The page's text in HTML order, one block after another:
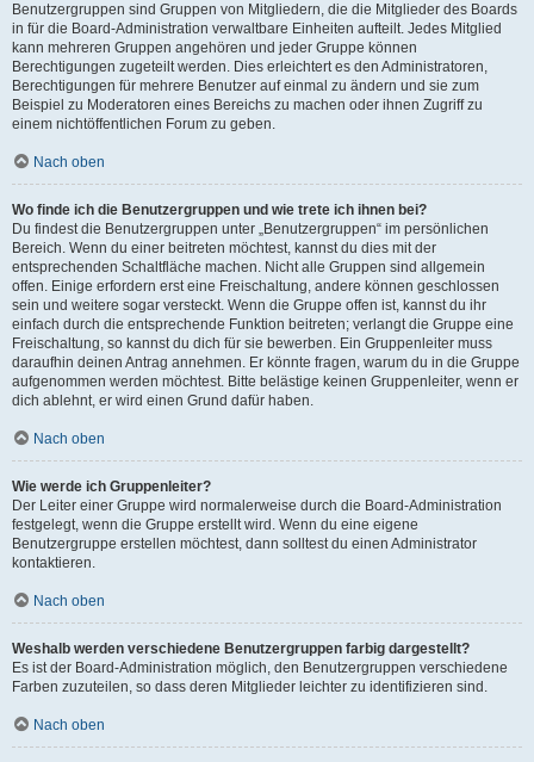
Benutzergruppen sind Gruppen von Mitgliedern, die die Mitglieder des Boards
in für die Board-Administration verwaltbare Einheiten aufteilt. Jedes Mitglied
kann mehreren Gruppen angehören und jeder Gruppe können
Berechtigungen zugeteilt werden. Dies erleichtert es den Administratoren,
Berechtigungen für mehrere Benutzer auf einmal zu ändern und sie zum
Beispiel zu Moderatoren eines Bereichs zu machen oder ihnen Zugriff zu
einem nichtöffentlichen Forum zu geben.
Nach oben
Wo finde ich die Benutzergruppen und wie trete ich ihnen bei?
Du findest die Benutzergruppen unter „Benutzergruppen“ im persönlichen
Bereich. Wenn du einer beitreten möchtest, kannst du dies mit der
entsprechenden Schaltfläche machen. Nicht alle Gruppen sind allgemein
offen. Einige erfordern erst eine Freischaltung, andere können geschlossen
sein und weitere sogar versteckt. Wenn die Gruppe offen ist, kannst du ihr
einfach durch die entsprechende Funktion beitreten; verlangt die Gruppe eine
Freischaltung, so kannst du dich für sie bewerben. Ein Gruppenleiter muss
daraufhin deinen Antrag annehmen. Er könnte fragen, warum du in die Gruppe
aufgenommen werden möchtest. Bitte belästige keinen Gruppenleiter, wenn er
dich ablehnt, er wird einen Grund dafür haben.
Nach oben
Wie werde ich Gruppenleiter?
Der Leiter einer Gruppe wird normalerweise durch die Board-Administration
festgelegt, wenn die Gruppe erstellt wird. Wenn du eine eigene
Benutzergruppe erstellen möchtest, dann solltest du einen Administrator
kontaktieren.
Nach oben
Weshalb werden verschiedene Benutzergruppen farbig dargestellt?
Es ist der Board-Administration möglich, den Benutzergruppen verschiedene
Farben zuzuteilen, so dass deren Mitglieder leichter zu identifizieren sind.
Nach oben